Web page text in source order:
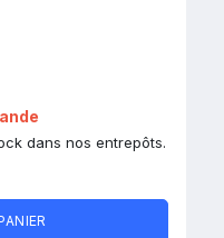
dans nos entrepôts.